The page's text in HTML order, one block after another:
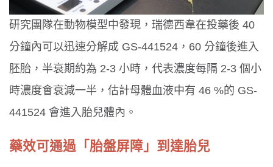
研究團隊在動物模型中發現，瑞德西韋在投藥後 40
分鐘內可以迅速分解成 GS-441524，60 分鐘後進入
胚胎，半衰期約為 2-3 小時，代表濃度每隔 2-3 個小
時濃度會衰減一半，估計母體血液中有 46 %的 GS-
441524 會進入胎兒體內。
藥效可通過「胎盤屏障」到達胎兒